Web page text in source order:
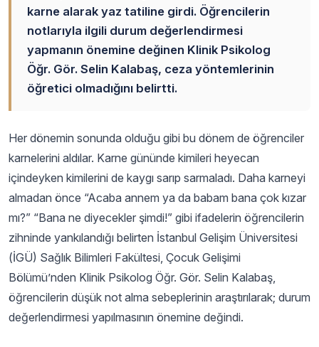
karne alarak yaz tatiline girdi. Öğrencilerin
notlarıyla ilgili durum değerlendirmesi
yapmanın önemine değinen Klinik Psikolog
Öğr. Gör. Selin Kalabaş, ceza yöntemlerinin
öğretici olmadığını belirtti.
Her dönemin sonunda olduğu gibi bu dönem de öğrenciler
karnelerini aldılar. Karne gününde kimileri heyecan
içindeyken kimilerini de kaygı sarıp sarmaladı. Daha karneyi
almadan önce “Acaba annem ya da babam bana çok kızar
mı?” “Bana ne diyecekler şimdi!” gibi ifadelerin öğrencilerin
zihninde yankılandığı belirten İstanbul Gelişim Üniversitesi
(İGÜ) Sağlık Bilimleri Fakültesi, Çocuk Gelişimi
Bölümü’nden Klinik Psikolog Öğr. Gör. Selin Kalabaş,
öğrencilerin düşük not alma sebeplerinin araştırılarak; durum
değerlendirmesi yapılmasının önemine değindi.